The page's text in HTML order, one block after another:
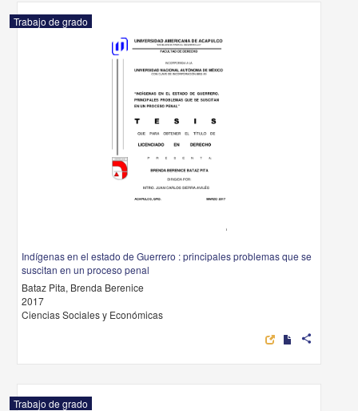
Trabajo de grado
Indígenas en el estado de Guerrero : principales problemas que se
suscitan en un proceso penal
Bataz Pita, Brenda Berenice
2017
Ciencias Sociales y Económicas
share
Trabajo de grado